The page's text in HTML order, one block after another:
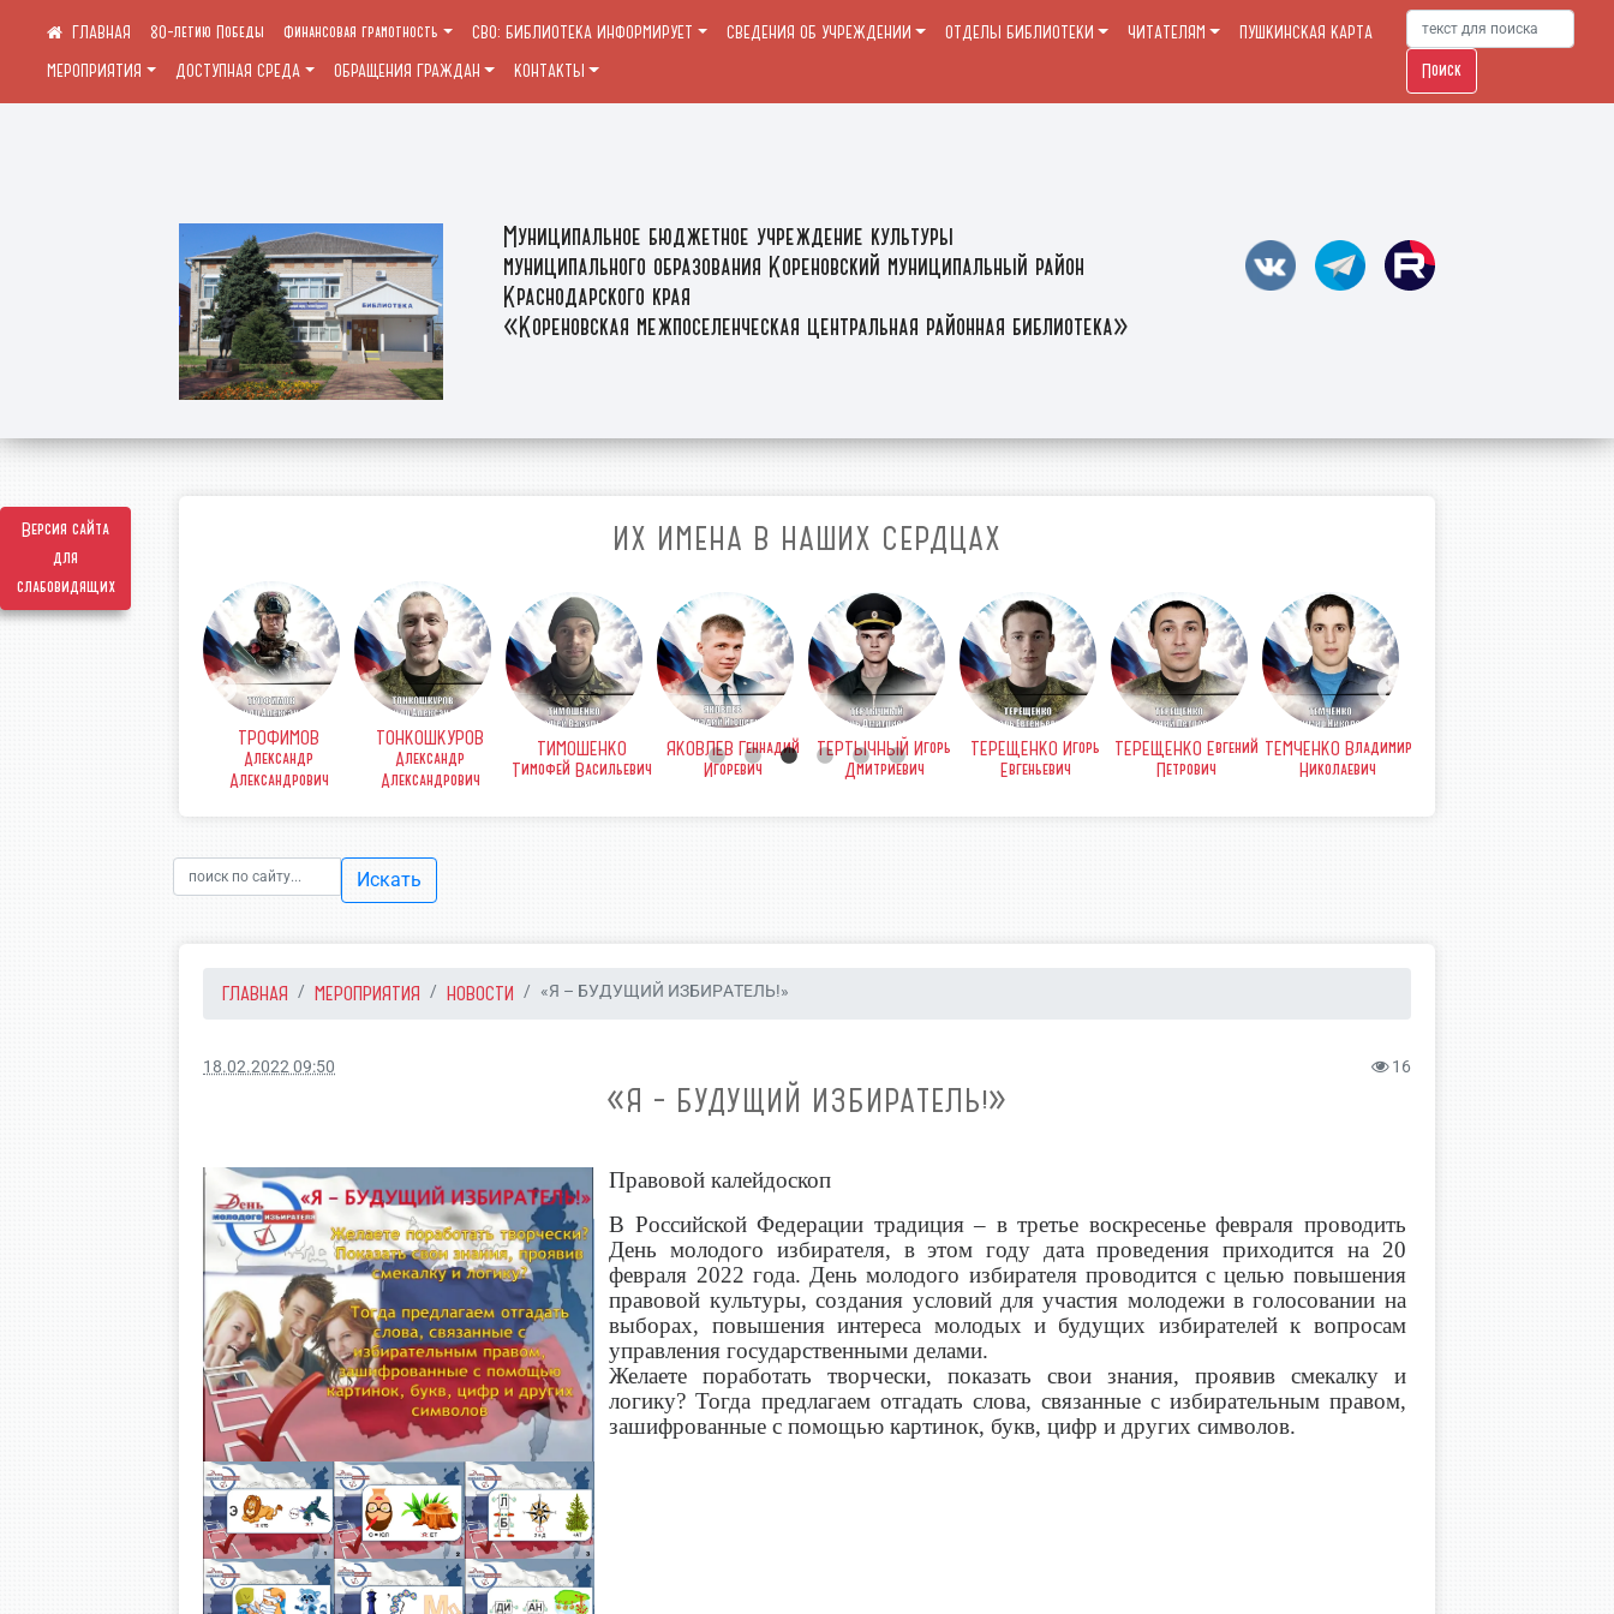
Версия сайта
для
слабовидящих
Муниципальное бюджетное учреждение культуры
муниципального образования Кореновский муниципальный район
Краснодарского края
«Кореновская межпоселенческая центральная районная библиотека»
80-летию Победы Финансовая грамотность СВО: БИБЛИОТЕКА ИНФОРМИРУЕТ СВЕДЕНИЯ ОБ УЧРЕЖДЕНИИ ОТДЕЛЫ БИБЛИОТЕКИ ЧИТАТЕЛЯМ
ПУШКИНСКАЯ КАРТА
МЕРОПРИЯТИЯ
ДОСТУПНАЯ СРЕДА ОБРАЩЕНИЯ ГРАЖДАН КОНТАКТЫ Поиск
ИХ ИМЕНА В НАШИХ СЕРДЦАХ
ТРОФИМОВ
Александр
Александрович
ТОНКОШКУРОВ
Александр
Александрович
ТИМОШЕНКО
Тимофей Васильевич
ЯКОВЛЕВ Геннадий
Игоревич
ТЕРТЫЧНЫЙ Игорь
Дмитриевич
ТЕРЕЩЕНКО Игорь
Евгеньевич
ТЕРЕЩЕНКО Евгений
Петрович
ТЕМЧЕНКО Владимир
Николаевич
Искать
ГЛАВНАЯ МЕРОПРИЯТИЯ НОВОСТИ «Я – БУДУЩИЙ ИЗБИРАТЕЛЬ!»
18.02.2022 09:50 16
«Я – БУДУЩИЙ ИЗБИРАТЕЛЬ!»
Правовой калейдоскоп
В Российской Федерации традиция – в третье воскресенье февраля проводить
День молодого избирателя, в этом году дата проведения приходится на 20
февраля 2022 года. День молодого избирателя проводится с целью повышения
правовой культуры, создания условий для участия молодежи в голосовании на
выборах, повышения интереса молодых и будущих избирателей к вопросам
управления государственными делами.
Желаете поработать творчески, показать свои знания, проявив смекалку и
логику? Тогда предлагаем отгадать слова, связанные с избирательным правом,
зашифрованные с помощью картинок, букв, цифр и других символов.